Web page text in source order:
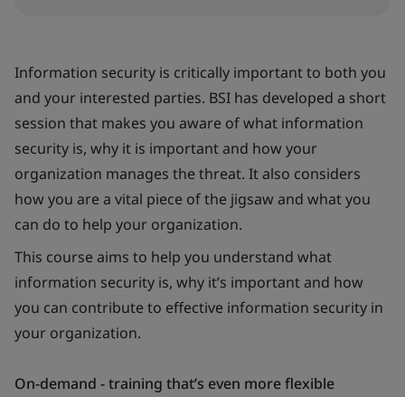
Information security is critically important to both you
and your interested parties. BSI has developed a short
session that makes you aware of what information
security is, why it is important and how your
organization manages the threat. It also considers
how you are a vital piece of the jigsaw and what you
can do to help your organization.
This course aims to help you understand what
information security is, why it’s important and how
you can contribute to effective information security in
your organization.
On-demand - training that’s even more flexible